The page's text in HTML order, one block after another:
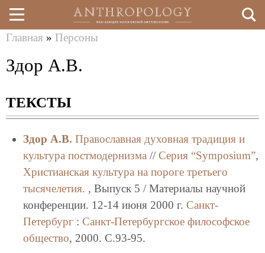
Перейти
к
содержанию
здесь
Главная » Персоны
Здор А.В.
ТЕКСТЫ
Здор А.В. Православная духовная традиция и
культура постмодернизма// Серия “Symposium”,
Христианская культура на пороге третьего
тысячелетия. , Выпуск 5 / Материалы научной
конференции. 12-14 июня 2000 г. Санкт-
Петербург: Санкт-Петербургское философское
общество, 2000. C.93-95.